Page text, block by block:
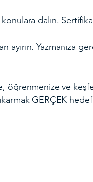
dalın.
ayırın. Yazmanıza
öğrenmenize ve
GERÇEK